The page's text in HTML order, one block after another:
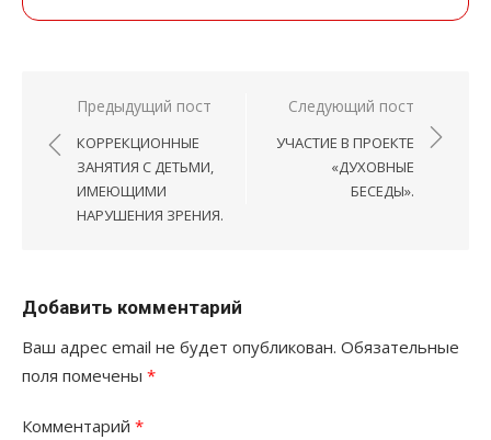
Навигация
по
записям
Предыдущий пост
КОРРЕКЦИОННЫЕ
ЗАНЯТИЯ С ДЕТЬМИ,
ИМЕЮЩИМИ
НАРУШЕНИЯ ЗРЕНИЯ.
Следующий пост
УЧАСТИЕ В ПРОЕКТЕ
«ДУХОВНЫЕ
БЕСЕДЫ».
Добавить комментарий
Ваш адрес email не будет опубликован. Обязательные
поля помечены *
Комментарий *